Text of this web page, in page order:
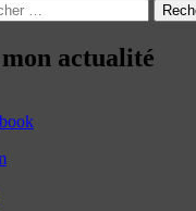
actualité